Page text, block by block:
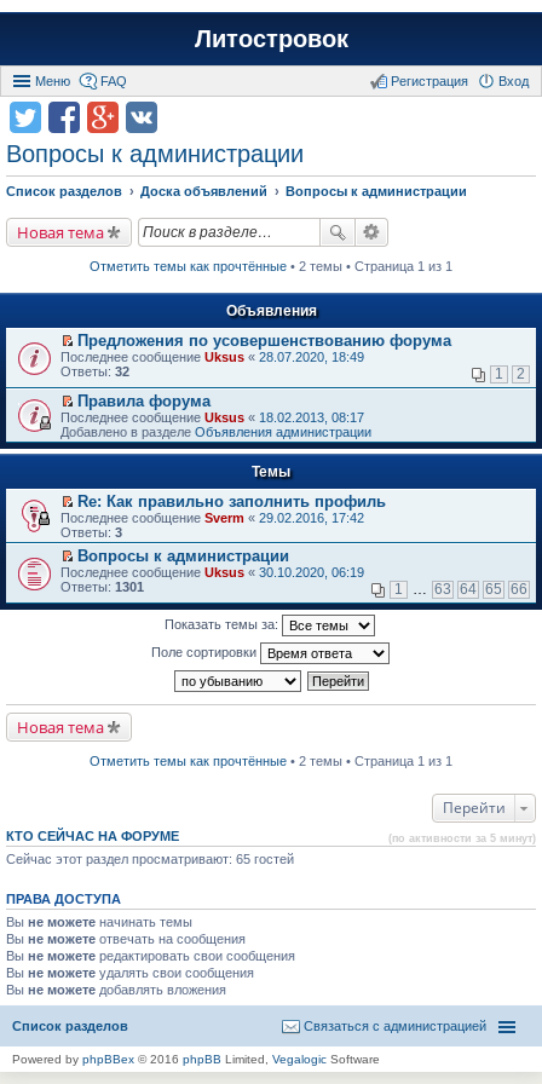
Литостровок
Меню FAQ Вход
Регистрация
Вопросы к администрации
Список разделов Доска объявлений Вопросы к администрации
Новая тема
Отметить темы как прочтённые • 2 темы • Страница 1 из 1
Объявления
П
е
е
й
т
и
к
р
в
о
м
у
н
е
п
р
н
н
о
м
щ
е
н
Предложения по усовершенствованию форума
Последнее сообщение Uksus « 28.07.2020, 18:49
Ответы: 32 1 2
П
е
р
е
т
и
к
п
е
р
в
о
м
ч
и
т
с
о
о
щ
е
н
и
ю
Правила форума
Последнее сообщение Uksus « 18.02.2013, 08:17
Добавлено в разделе Объявления администрации
Темы
П
е
р
е
й
т
и
м
у
н
е
т
а
н
о
м
у
с
о
б
щ
е
н
ю
Re: Как правильно заполнить профиль
Последнее сообщение Sverm « 29.02.2016, 17:42
Ответы: 3
П
е
е
р
в
о
р
о
ч
а
н
н
о
м
у
с
о
б
щ
е
н
Вопросы к администрации
Последнее сообщение Uksus « 30.10.2020, 06:19
Ответы: 1301 1 … 63 64 65 66
Показать темы за:
Поле сортировки
Новая тема
Отметить темы как прочтённые • 2 темы • Страница 1 из 1
Перейти
КТО СЕЙЧАС НА ФОРУМЕ (по активности за 5 минут)
Сейчас этот раздел просматривают: 65 гостей
ПРАВА ДОСТУПА
Вы не можете начинать темы
Вы не можете отвечать на сообщения
Вы не можете редактировать свои сообщения
Вы не можете удалять свои сообщения
Вы не можете добавлять вложения
Список разделов Связаться с администрацией
Powered by phpBBex © 2016 phpBB Limited, Vegalogic Software